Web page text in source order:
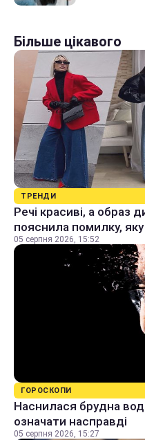
Більше цікавого
ТРЕНДИ
Речі красиві, а образ
пояснила помилку,
05 серпня 2026, 15:52
ГОРОСКОПИ
Наснилася брудна
означати насправді
05 серпня 2026, 15:27